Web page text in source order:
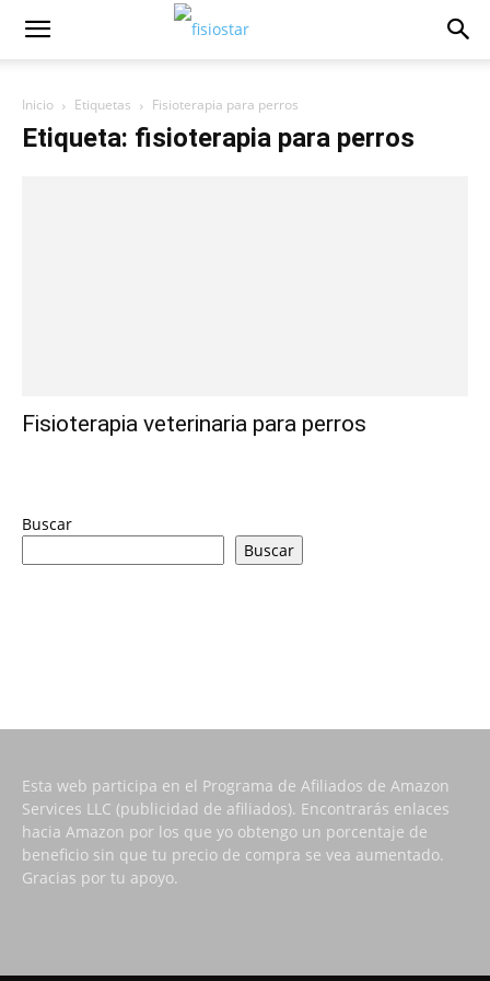
Inicio Etiquetas Fisioterapia para perros
Etiqueta: fisioterapia para perros
Fisioterapia veterinaria para perros
Buscar
Buscar
Esta web participa en el Programa de Afiliados de Amazon
Services LLC (publicidad de afiliados). Encontrarás enlaces
hacia Amazon por los que yo obtengo un porcentaje de
beneficio sin que tu precio de compra se vea aumentado.
Gracias por tu apoyo.